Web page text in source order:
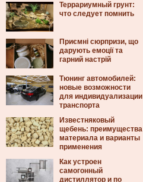
Террариумный грунт:
что следует помнить
Приємні сюрпризи, що
дарують емоції та
гарний настрій
Тюнинг автомобилей:
новые возможности
для индивидуализации
транспорта
Известняковый
щебень: преимущества
материала и варианты
применения
Как устроен
самогонный
дистиллятор и по